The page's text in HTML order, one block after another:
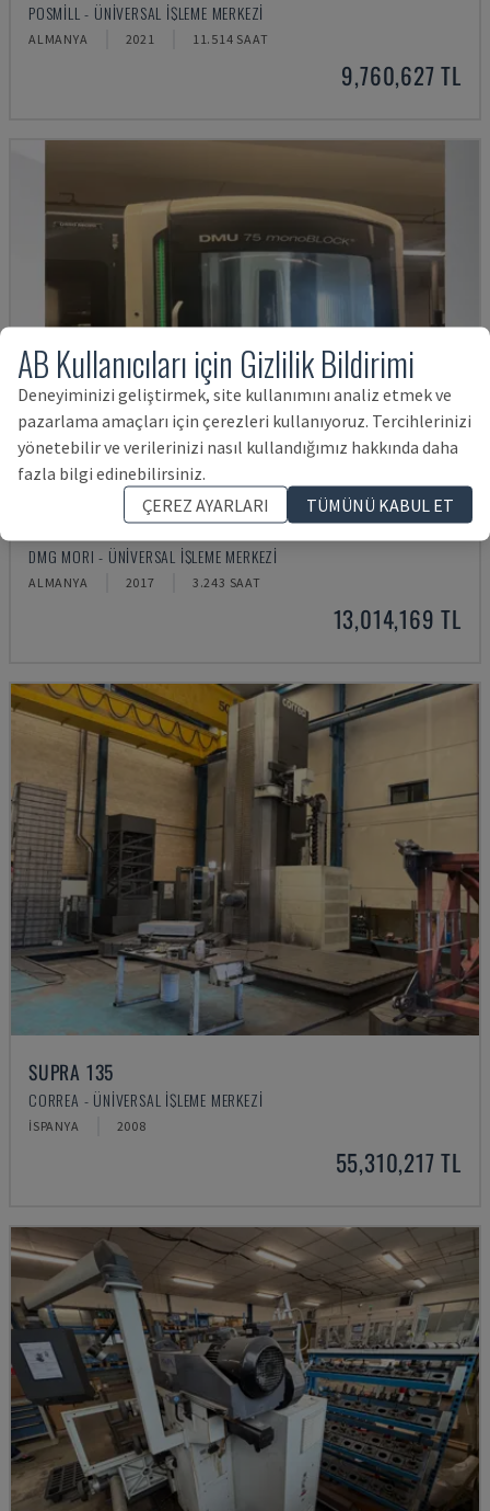
POSMILL - ÜNIVERSAL İŞLEME MERKEZI
ALMANYA 2021 11.514 SAAT
9,760,627 TL
DMU 75 MONOBLOCK
DMG MORI - ÜNIVERSAL İŞLEME MERKEZI
ALMANYA 2017 3.243 SAAT
13,014,169 TL
SUPRA 135
CORREA - ÜNIVERSAL İŞLEME MERKEZI
İSPANYA 2008
55,310,217 TL
AB Kullanıcıları için Gizlilik Bildirimi
Deneyiminizi geliştirmek, site kullanımını analiz etmek ve
pazarlama amaçları için çerezleri kullanıyoruz. Tercihlerinizi
yönetebilir ve verilerinizi nasıl kullandığımız hakkında daha
fazla bilgi edinebilirsiniz.
ÇEREZ AYARLARI
TÜMÜNÜ KABUL ET